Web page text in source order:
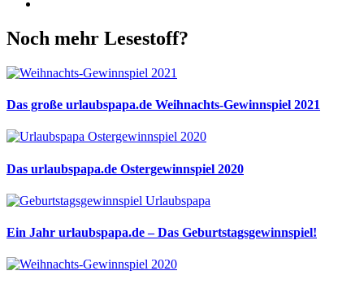
Noch mehr Lesestoff?
Das große urlaubspapa.de Weihnachts-Gewinnspiel 2021
Das urlaubspapa.de Ostergewinnspiel 2020
Ein Jahr urlaubspapa.de – Das Geburtstagsgewinnspiel!